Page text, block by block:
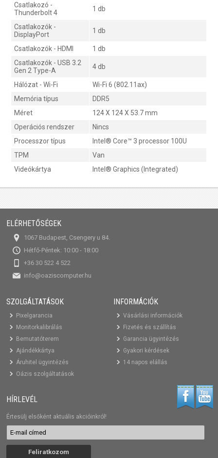
Csatlakozó -
Thunderbolt 4
1 db
Csatlakozók -
DisplayPort
1 db
Csatlakozók - HDMI
1 db
Csatlakozók - USB 3.2
Gen 2 Type-A
4 db
Hálózat - Wi-Fi
Wi-Fi 6 (802.11ax)
Memória típus
DDR5
Méret
124 X 124 X 53.7 mm
Operációs rendszer
Nincs
Processzor típus
Intel® Core™ 3 processor 100U
TPM
Van
Videókártya
Intel® Graphics (Integrated)
ELÉRHETŐSÉGEK
1067 Budapest, Csengery u 84.
Hétfő-Péntek: 10:00 - 18:00
+36 30 522 4 522
info@oaziscomputer.hu
SZOLGÁLTATÁSOK
Pixelgarancia
Monitorkalibrálás
Bemutatóterem
Ajándékkártya
Áruhitel ügyintézés
Oázis szolgáltatások
INFORMÁCIÓK
Vásárlási információk
Fizetés és szállítás
Garancia ügyintézés
Gyakori kérdések
14 napos elállás
HÍRLEVÉL
Értesülj elsőként aktuális akcióinkról!